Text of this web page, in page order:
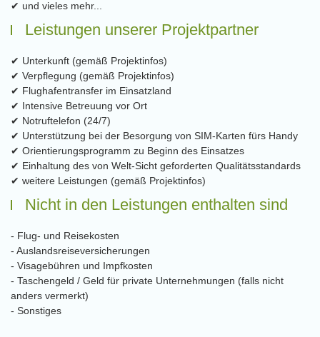
✔ und vieles mehr...
Leistungen unserer Projektpartner
✔ Unterkunft (gemäß Projektinfos)
✔ Verpflegung (gemäß Projektinfos)
✔ Flughafentransfer im Einsatzland
✔ Intensive Betreuung vor Ort
✔ Notruftelefon (24/7)
✔ Unterstützung bei der Besorgung von SIM-Karten fürs Handy
✔ Orientierungsprogramm zu Beginn des Einsatzes
✔ Einhaltung des von Welt-Sicht geforderten Qualitätsstandards
✔ weitere Leistungen (gemäß Projektinfos)
Nicht in den Leistungen enthalten sind
- Flug- und Reisekosten
- Auslandsreiseversicherungen
- Visagebühren und Impfkosten
- Taschengeld / Geld für private Unternehmungen (falls nicht
anders vermerkt)
- Sonstiges